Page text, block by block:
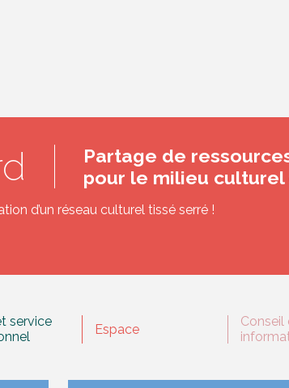
Partage de
pour le milieu
d’un réseau culturel tissé serré !
service
Espace
Conseil